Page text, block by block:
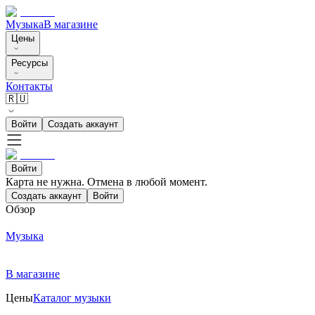
МузыкаВ магазине
Цены
Ресурсы
Контакты
🇷🇺
Войти Создать аккаунт
Войти
Карта не нужна. Отмена в любой момент.
Создать аккаунт Войти
Обзор
Музыка
В магазине
ЦеныКаталог музыки